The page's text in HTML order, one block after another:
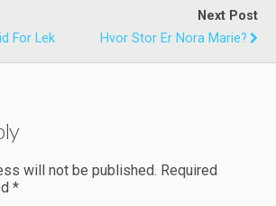
For Lek
Next Post
Hvor Stor Er Nora Marie?
will not be published. Required
*